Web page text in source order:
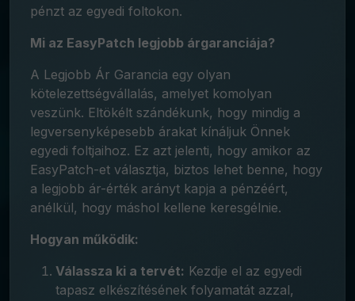
pénzt az egyedi foltokon.
Mi az EasyPatch legjobb árgaranciája?
A Legjobb Ár Garancia egy olyan
kötelezettségvállalás, amelyet komolyan
veszünk. Eltökélt szándékunk, hogy mindig a
legversenyképesebb árakat kínáljuk Önnek
egyedi foltjaihoz. Ez azt jelenti, hogy amikor az
EasyPatch-et választja, biztos lehet benne, hogy
a legjobb ár-érték arányt kapja a pénzéért,
anélkül, hogy máshol kellene keresgélnie.
Hogyan működik:
Válassza ki a tervét: Kezdje el az egyedi
tapasz elkészítésének folyamatát azzal,